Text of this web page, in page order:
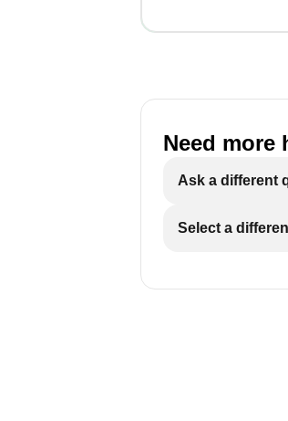
Need more
Ask a different
Select a